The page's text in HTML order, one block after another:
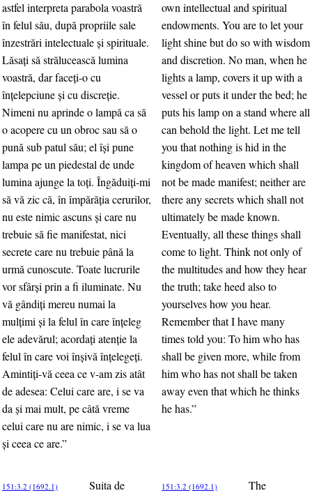
astfel interpreta parabola voastră
în felul său, după propriile sale
înzestrări intelectuale şi spirituale.
Lăsaţi să strălucească lumina
voastră, dar faceţi-o cu
înţelepciune şi cu discreţie.
Nimeni nu aprinde o lampă ca să
o acopere cu un obroc sau să o
pună sub patul său; el îşi pune
lampa pe un piedestal de unde
lumina ajunge la toţi. Îngăduiţi-mi
să vă zic că, în împărăţia cerurilor,
nu este nimic ascuns şi care nu
trebuie să fie manifestat, nici
secrete care nu trebuie până la
urmă cunoscute. Toate lucrurile
vor sfârşi prin a fi iluminate. Nu
vă gândiţi mereu numai la
mulţimi şi la felul în care înţeleg
ele adevărul; acordaţi atenţie la
felul în care voi înşivă înţelegeţi.
Amintiţi-vă ceea ce v-am zis atât
de adesea: Celui care are, i se va
da şi mai mult, pe câtă vreme
celui care nu are nimic, i se va lua
şi ceea ce are.”
own intellectual and spiritual
endowments. You are to let your
light shine but do so with wisdom
and discretion. No man, when he
lights a lamp, covers it up with a
vessel or puts it under the bed; he
puts his lamp on a stand where all
can behold the light. Let me tell
you that nothing is hid in the
kingdom of heaven which shall
not be made manifest; neither are
there any secrets which shall not
ultimately be made known.
Eventually, all these things shall
come to light. Think not only of
the multitudes and how they hear
the truth; take heed also to
yourselves how you hear.
Remember that I have many
times told you: To him who has
shall be given more, while from
him who has not shall be taken
away even that which he thinks
he has.”
151:3.2 (1692.1)
Suita de
151:3.2 (1692.1)
The